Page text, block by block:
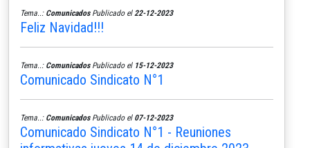
Tema..: ComunicadosPublicado el 22-12-2023
Feliz Navidad!!!
Tema..: ComunicadosPublicado el 15-12-2023
Comunicado Sindicato N°1
Tema..: ComunicadosPublicado el 07-12-2023
Comunicado Sindicato N°1 - Reuniones